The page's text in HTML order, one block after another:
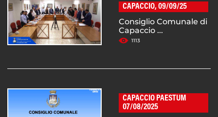
CAPACCIO, 09/09/25
Consiglio Comunale di
Capaccio ...
1113
CAPACCIO PAESTUM
07/08/2025